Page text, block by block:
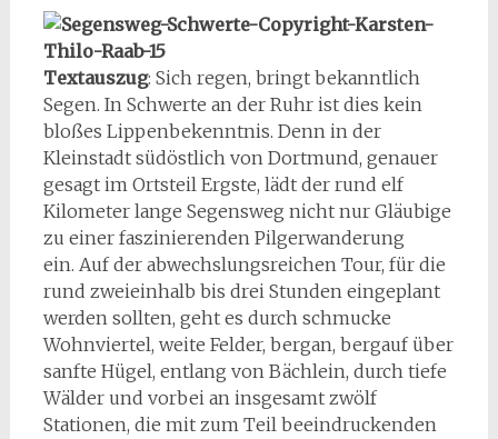
Textauszug: Sich regen, bringt bekanntlich
Segen. In Schwerte an der Ruhr ist dies kein
bloßes Lippenbekenntnis. Denn in der
Kleinstadt südöstlich von Dortmund, genauer
gesagt im Ortsteil Ergste, lädt der rund elf
Kilometer lange Segensweg nicht nur Gläubige
zu einer faszinierenden Pilgerwanderung
ein. Auf der abwechslungsreichen Tour, für die
rund zweieinhalb bis drei Stunden eingeplant
werden sollten, geht es durch schmucke
Wohnviertel, weite Felder, bergan, bergauf über
sanfte Hügel, entlang von Bächlein, durch tiefe
Wälder und vorbei an insgesamt zwölf
Stationen, die mit zum Teil beeindruckenden